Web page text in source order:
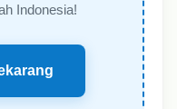
Indonesia!